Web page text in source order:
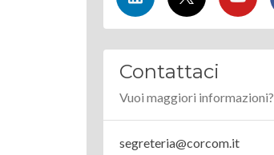
Contattaci
Vuoi maggiori informazioni?
segreteria@corcom.it